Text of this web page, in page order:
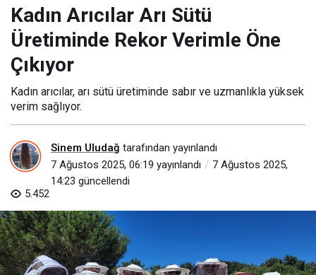
Kadın Arıcılar Arı Sütü
Üretiminde Rekor Verimle Öne
Çıkıyor
Kadın arıcılar, arı sütü üretiminde sabır ve uzmanlıkla yüksek
verim sağlıyor.
Sinem Uludağ tarafından yayınlandı
7 Ağustos 2025, 06:19 yayınlandı
7 Ağustos 2025,
14:23 güncellendi
5.452